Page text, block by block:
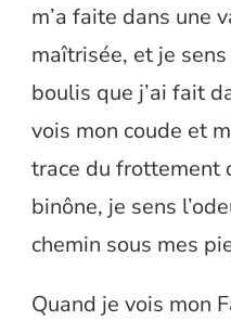
m’a faite dans une
maîtrisée, et je
boulis que j’ai fait
vois mon coude et
trace du frottement
binône, je sens
chemin sous mes
Quand je vois mon